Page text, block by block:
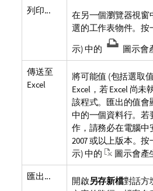
列印...
在另一個瀏覽器視窗
選的工作表物件。按
示) 中的
圖示會
傳送至
Excel
將可能值 (包括選取
Excel，若 Excel 尚
該程式。匯出的值會
中的一個資料行。若
作，請務必在電腦中
2007 或以上版本。
示) 中的
圖示會產
匯出... 開啟另存新檔對話方